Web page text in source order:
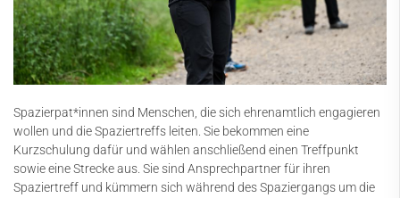
Spazierpat*innen sind Menschen, die sich ehrenamtlich engagieren
wollen und die Spaziertreffs leiten. Sie bekommen eine
Kurzschulung dafür und wählen anschließend einen Treffpunkt
sowie eine Strecke aus. Sie sind Ansprechpartner für ihren
Spaziertreff und kümmern sich während des Spaziergangs um die